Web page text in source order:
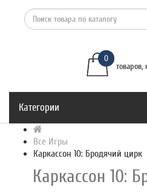
0
товаров,
Категории
Все Игры
Каркассон 10: Бродячий цирк
Каркассон 10: